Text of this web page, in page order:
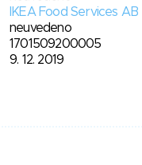
IKEA Food Services AB
neuvedeno
1701509200005
9. 12. 2019